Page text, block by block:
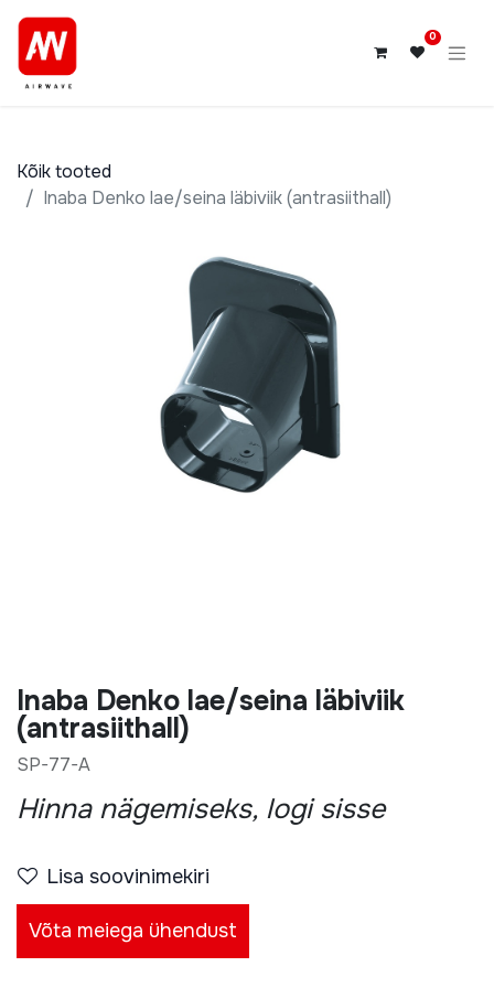
0
Kõik tooted
Inaba Denko lae/seina läbiviik (antrasiithall)
Inaba Denko lae/seina läbiviik
(antrasiithall)
SP-77-A
Hinna nägemiseks, logi sisse
Lisa soovinimekiri
Võta meiega ühendust